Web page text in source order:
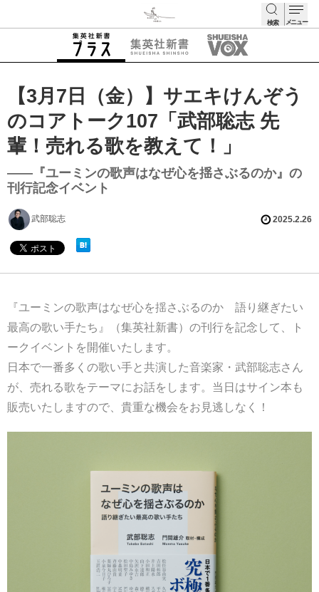
検索 メニュー
【3月7日（金）】サエキけんぞう
のコアトーク107「武部聡志 先
輩！売れる歌を教えて！」
――『ユーミンの歌声はなぜ心を揺さぶるのか』の
刊行記念イベント
武部聡志 2025.2.26
『ユーミンの歌声はなぜ心を揺さぶるのか 語り継ぎたい
最高の歌い手たち』（集英社新書）の刊行を記念して、ト
ークイベントを開催いたします。
日本で一番多くの歌い手と共演した音楽家・武部聡志さん
が、売れる歌をテーマにお話をします。当日はサイン本も
販売いたしますので、貴重な機会をお見逃しなく！